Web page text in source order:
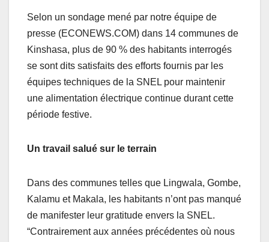
k
Selon un sondage mené par notre équipe de
presse (ECONEWS.COM) dans 14 communes de
Kinshasa, plus de 90 % des habitants interrogés
se sont dits satisfaits des efforts fournis par les
équipes techniques de la SNEL pour maintenir
une alimentation électrique continue durant cette
période festive.
Un travail salué sur le terrain
Dans des communes telles que Lingwala, Gombe,
Kalamu et Makala, les habitants n’ont pas manqué
de manifester leur gratitude envers la SNEL.
“Contrairement aux années précédentes où nous